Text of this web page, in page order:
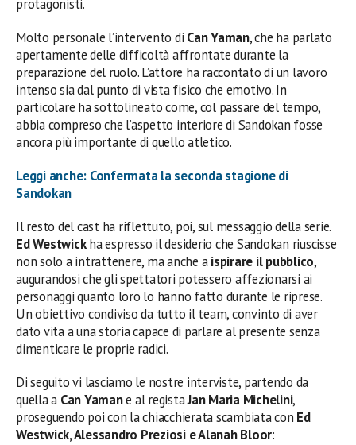
protagonisti.
Molto personale l’intervento di Can Yaman, che ha parlato
apertamente delle difficoltà affrontate durante la
preparazione del ruolo. L’attore ha raccontato di un lavoro
intenso sia dal punto di vista fisico che emotivo. In
particolare ha sottolineato come, col passare del tempo,
abbia compreso che l’aspetto interiore di Sandokan fosse
ancora più importante di quello atletico.
Leggi anche: Confermata la seconda stagione di
Sandokan
Il resto del cast ha riflettuto, poi, sul messaggio della serie.
Ed Westwickha espresso il desiderio che Sandokan riuscisse
non solo a intrattenere, ma anche aispirare il pubblico,
augurandosi che gli spettatori potessero affezionarsi ai
personaggi quanto loro lo hanno fatto durante le riprese.
Un obiettivo condiviso da tutto il team, convinto di aver
dato vita a una storia capace di parlare al presente senza
dimenticare le proprie radici.
Di seguito vi lasciamo le nostre interviste, partendo da
quella a Can Yamane al registaJan Maria Michelini,
proseguendo poi con la chiacchierata scambiata con Ed
Westwick, Alessandro Preziosi e Alanah Bloor: